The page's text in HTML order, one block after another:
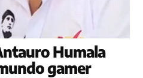
Humala
gamer